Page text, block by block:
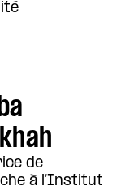
de
à l’Institut